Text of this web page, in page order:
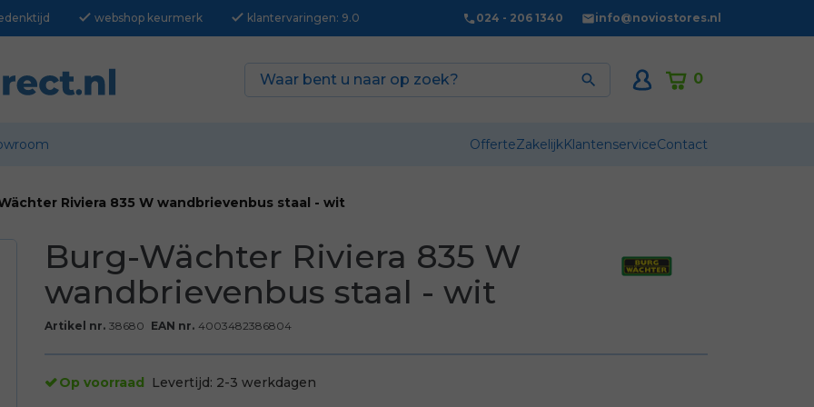
check webshop keurmerk check klantervaringen: 9.0 024 - 206 1340 info@noviostores.nl
0

OfferteZakelijkKlantenserviceContact
Riviera 835 W wandbrievenbus staal - wit
Burg-Wächter Riviera 835 W
wandbrievenbus staal - wit
Artikel nr. 38680 EAN nr. 4003482386804
Op voorraad Levertijd: 2-3 werkdagen